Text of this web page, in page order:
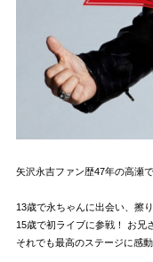
矢沢永吉ファン歴47年の高瀬で
13歳で永ちゃんに出会い、擦
15歳で初ライブに参戦！ お兄
それでも最高のステージに感